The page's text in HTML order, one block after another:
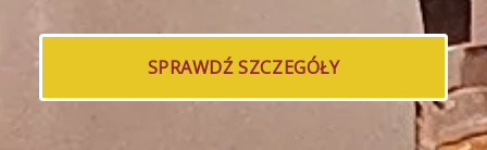
SPRAWDŹ SZCZEGÓŁY